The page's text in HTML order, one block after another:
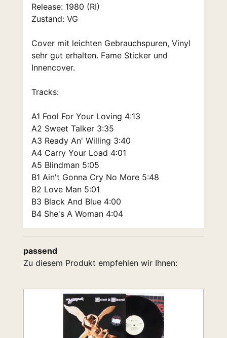
Release: 1980 (RI)
Zustand: VG
Cover mit leichten Gebrauchspuren, Vinyl
sehr gut erhalten. Fame Sticker und
Innencover.
Tracks:
A1 Fool For Your Loving 4:13
A2 Sweet Talker 3:35
A3 Ready An' Willing 3:40
A4 Carry Your Load 4:01
A5 Blindman 5:05
B1 Ain't Gonna Cry No More 5:48
B2 Love Man 5:01
B3 Black And Blue 4:00
B4 She's A Woman 4:04
passend
Zu diesem Produkt empfehlen wir Ihnen: